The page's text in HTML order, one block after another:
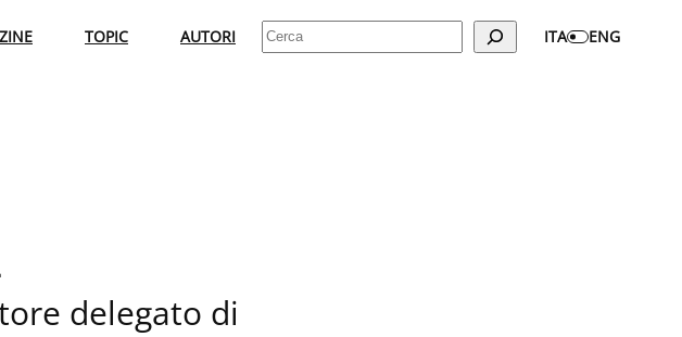
TOPIC AUTORI Cerca ITA ENG
delegato di